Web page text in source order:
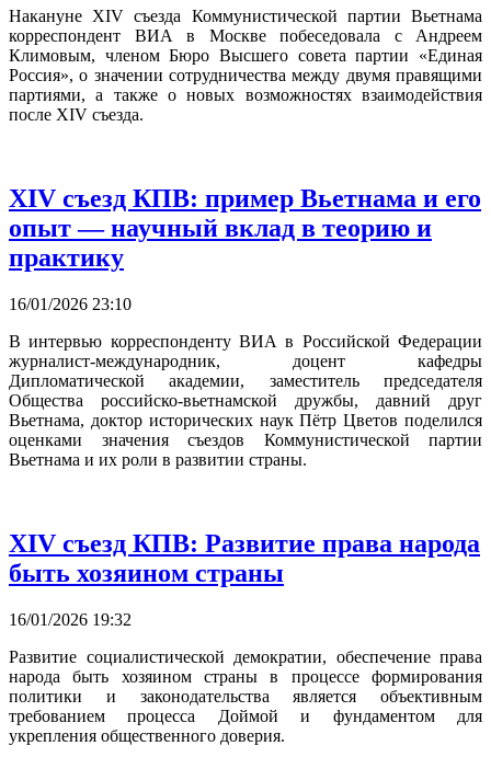
Накануне XIV съезда Коммунистической партии Вьетнама
корреспондент ВИА в Москве побеседовала с Андреем
Климовым, членом Бюро Высшего совета партии «Единая
Россия», о значении сотрудничества между двумя правящими
партиями, а также о новых возможностях взаимодействия
после XIV съезда.
XIV съезд КПВ: пример Вьетнама и его
опыт — научный вклад в теорию и
практику
16/01/2026 23:10
В интервью корреспонденту ВИА в Российской Федерации
журналист-международник, доцент кафедры
Дипломатической академии, заместитель председателя
Общества российско-вьетнамской дружбы, давний друг
Вьетнама, доктор исторических наук Пётр Цветов поделился
оценками значения съездов Коммунистической партии
Вьетнама и их роли в развитии страны.
XIV съезд КПВ: Развитие права народа
быть хозяином страны
16/01/2026 19:32
Развитие социалистической демократии, обеспечение права
народа быть хозяином страны в процессе формирования
политики и законодательства является объективным
требованием процесса Доймой и фундаментом для
укрепления общественного доверия.